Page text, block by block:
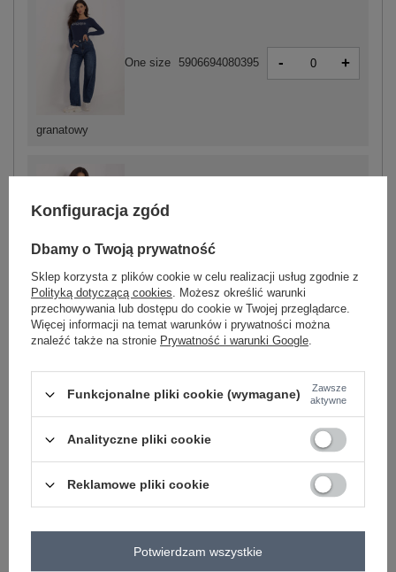
granatowy
One size 5906694080395 - +
ecru
Zadzwoń+48 601 547 740 Zadaj pytanie
skład materiału : 100% bawełna
sposób prania : pranie w pralce w 30°C
Kod produktu
WT-BZ-A1143.46
WESTEENE
Konfiguracja zgód
Dbamy o Twoją prywatność
Sklep korzysta z plików cookie w celu realizacji usług zgodnie z
Polityką dotyczącą cookies. Możesz określić warunki
przechowywania lub dostępu do cookie w Twojej przeglądarce.
Więcej informacji na temat warunków i prywatności można
znaleźć także na stronie Prywatność i warunki Google.
Funkcjonalne pliki cookie (wymagane)
Zawsze
aktywne
Analityczne pliki cookie
Reklamowe pliki cookie
Potwierdzam wszystkie